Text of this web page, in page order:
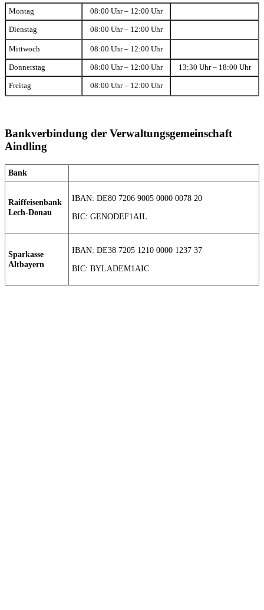
Montag 08:00 Uhr – 12:00 Uhr
Dienstag 08:00 Uhr – 12:00 Uhr
Mittwoch 08:00 Uhr – 12:00 Uhr
Donnerstag 08:00 Uhr – 12:00 Uhr 13:30 Uhr – 18:00 Uhr
Freitag 08:00 Uhr – 12:00 Uhr
Bankverbindung der Verwaltungsgemeinschaft
Aindling
Bank
Raiffeisenbank
Lech-Donau
IBAN: DE80 7206 9005 0000 0078 20
BIC: GENODEF1AIL
Sparkasse
Altbayern
IBAN: DE38 7205 1210 0000 1237 37
BIC: BYLADEM1AIC